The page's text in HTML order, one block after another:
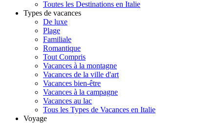
Toutes les Destinations en Italie
Types de vacances
De luxe
Plage
Familiale
Romantique
Tout Compris
Vacances à la montagne
Vacances de la ville d'art
Vacances bien-être
Vacances à la campagne
Vacances au lac
Tous les Types de Vacances en Italie
Voyage